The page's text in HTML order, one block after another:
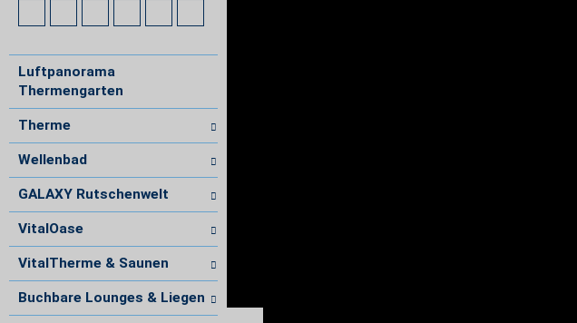
Luftpanorama
Thermengarten
Therme
Wellenbad
GALAXY Rutschenwelt
VitalOase
VitalTherme & Saunen
Buchbare Lounges & Liegen